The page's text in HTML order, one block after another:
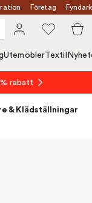
Företag
UtemöblerTextil
rabatt
& Klädställningar